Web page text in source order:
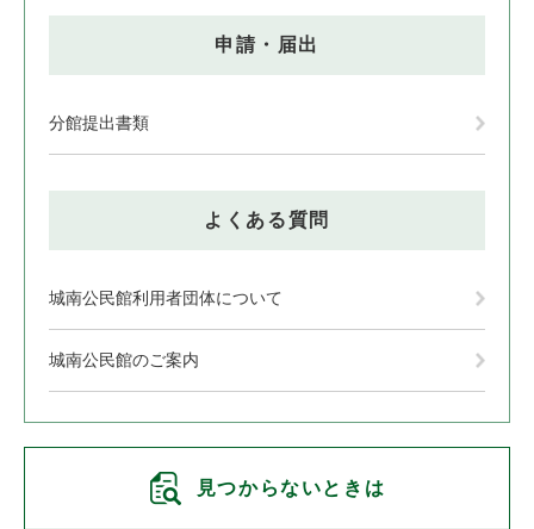
申請・届出
分館提出書類
よくある質問
城南公民館利用者団体について
城南公民館のご案内
見つからないときは